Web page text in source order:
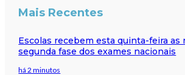
Mais Recentes
Escolas recebem esta quinta-feira as
segunda fase dos exames nacionais
há 2 minutos